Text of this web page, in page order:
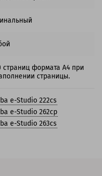
страниц формата А4 при
страницы.
e-Studio 222cs
e-Studio 262cp
e-Studio 263cs